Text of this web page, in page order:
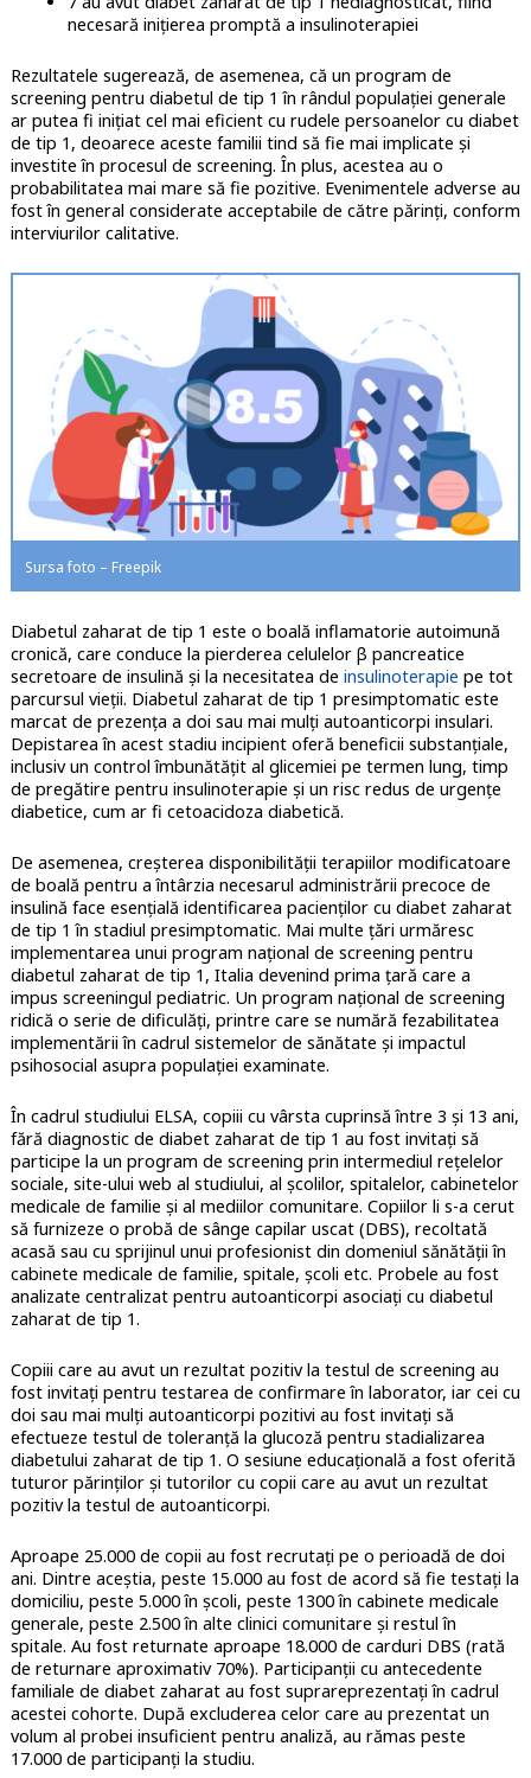
necesară iniţierea promptă a insulinoterapiei
Rezultatele sugerează, de asemenea, că un program de
screening pentru diabetul de tip 1 în rândul populației generale
ar putea fi inițiat cel mai eficient cu rudele persoanelor cu diabet
de tip 1, deoarece aceste familii tind să fie mai implicate și
investite în procesul de screening. În plus, acestea au o
probabilitatea mai mare să fie pozitive. Evenimentele adverse au
fost în general considerate acceptabile de către părinți, conform
interviurilor calitative.
Sursa foto – Freepik
Diabetul zaharat de tip 1 este o boală inflamatorie autoimună
cronică, care conduce la pierderea celulelor β pancreatice
secretoare de insulină și la necesitatea de insulinoterapie pe tot
parcursul vieții. Diabetul zaharat de tip 1 presimptomatic este
marcat de prezența a doi sau mai mulți autoanticorpi insulari.
Depistarea în acest stadiu incipient oferă beneficii substanțiale,
inclusiv un control îmbunătățit al glicemiei pe termen lung, timp
de pregătire pentru insulinoterapie și un risc redus de urgențe
diabetice, cum ar fi cetoacidoza diabetică.
De asemenea, creşterea disponibilităţii terapiilor modificatoare
de boală pentru a întârzia necesarul administrării precoce de
insulină face esenţială identificarea pacienţilor cu diabet zaharat
de tip 1 în stadiul presimptomatic. Mai multe țări urmăresc
implementarea unui program național de screening pentru
diabetul zaharat de tip 1, Italia devenind prima ţară care a
impus screeningul pediatric. Un program național de screening
ridică o serie de dificulăţi, printre care se numără fezabilitatea
implementării în cadrul sistemelor de sănătate și impactul
psihosocial asupra populației examinate.
În cadrul studiului ELSA, copiii cu vârsta cuprinsă între 3 și 13 ani,
fără diagnostic de diabet zaharat de tip 1 au fost invitați să
participe la un program de screening prin intermediul rețelelor
sociale, site-ului web al studiului, al școlilor, spitalelor, cabinetelor
medicale de familie și al mediilor comunitare. Copiilor li s-a cerut
să furnizeze o probă de sânge capilar uscat (DBS), recoltată
acasă sau cu sprijinul unui profesionist din domeniul sănătății în
cabinete medicale de familie, spitale, școli etc. Probele au fost
analizate centralizat pentru autoanticorpi asociaţi cu diabetul
zaharat de tip 1.
Copiii care au avut un rezultat pozitiv la testul de screening au
fost invitați pentru testarea de confirmare în laborator, iar cei cu
doi sau mai mulți autoanticorpi pozitivi au fost invitați să
efectueze testul de toleranță la glucoză pentru stadializarea
diabetului zaharat de tip 1. O sesiune educațională a fost oferită
tuturor părinților și tutorilor cu copii care au avut un rezultat
pozitiv la testul de autoanticorpi.
Aproape 25.000 de copii au fost recrutați pe o perioadă de doi
ani. Dintre aceştia, peste 15.000au fost de acord să fie testați la
domiciliu, peste 5.000 în școli, peste 1300 în cabinete medicale
generale, peste 2.500 în alte clinici comunitare și restul în
spitale. Au fost returnate aproape 18.000 de carduri DBS (rată
de returnare aproximativ 70%). Participanţii cu antecedente
familiale de diabet zaharat au fost suprareprezentaţi în cadrul
acestei cohorte. După excluderea celor care au prezentat un
volum al probei insuficient pentru analiză, au rămas peste
17.000 de participanţi la studiu.